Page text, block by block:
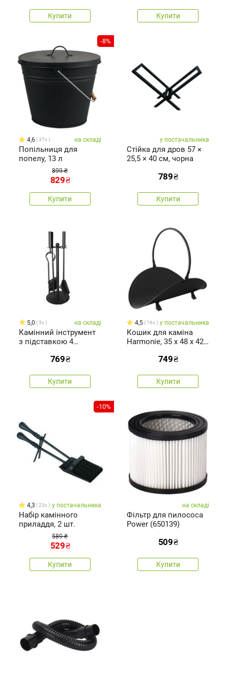
Купити Купити
-8%
4,6 37x на складі
Попільниця для
попелу, 13 л
899 ₴
829₴
Купити
у постачальника
Стійка для дров 57 ×
25,5 × 40 см, чорна
789₴
Купити
5,0 5x на складі
Камінний інструмент
з підставкою 4
769₴
Купити
4,5 16x у постачальника
Кошик для каміна
Harmonie, 35 x 48 x 42
749₴
Купити
-10%
4,3 23x у постачальника
Набір камінного
приладдя, 2 шт.
589 ₴
529₴
Купити
на складі
Фільтр для пилососа
Power (650139)
509₴
Купити